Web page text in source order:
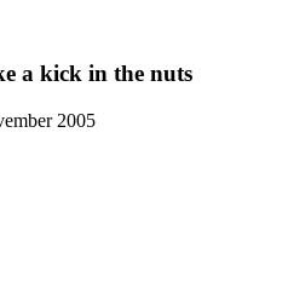
a kick in the nuts
2005